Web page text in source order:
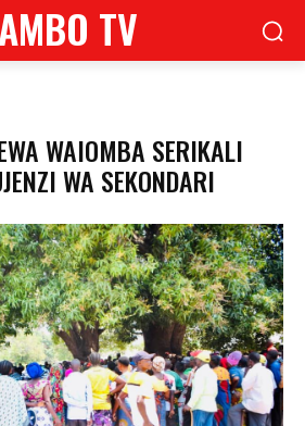
TV
WAIOMBA SERIKALI
WA SEKONDARI